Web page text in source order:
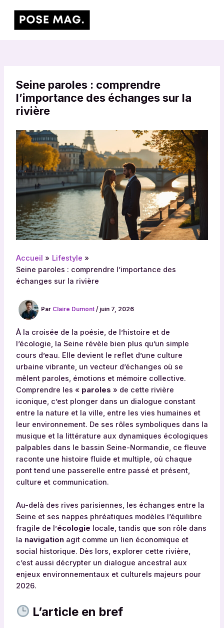
contenu
Seine paroles : comprendre
l’importance des échanges sur la
rivière
Accueil
Lifestyle
Seine paroles : comprendre l’importance des
échanges sur la rivière
Par Claire Dumont / juin 7, 2026
À la croisée de la poésie, de l’histoire et de
l’écologie, la Seine révèle bien plus qu’un simple
cours d’eau. Elle devient le reflet d’une culture
urbaine vibrante, un vecteur d’échanges où se
mêlent paroles, émotions et mémoire collective.
Comprendre les « paroles » de cette rivière
iconique, c’est plonger dans un dialogue constant
entre la nature et la ville, entre les vies humaines et
leur environnement. De ses rôles symboliques dans la
musique et la littérature aux dynamiques écologiques
palpables dans le bassin Seine-Normandie, ce fleuve
raconte une histoire fluide et multiple, où chaque
pont tend une passerelle entre passé et présent,
culture et communication.
Au-delà des rives parisiennes, les échanges entre la
Seine et ses nappes phréatiques modèles l’équilibre
fragile de l’écologie locale, tandis que son rôle dans
la navigationagit comme un lien économique et
social historique. Dès lors, explorer cette rivière,
c’est aussi décrypter un dialogue ancestral aux
enjeux environnementaux et culturels majeurs pour
2026.
L’article en bref